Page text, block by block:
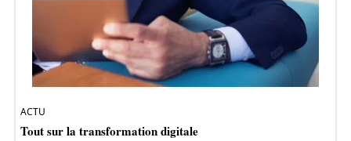
ACTU
Tout sur la transformation digitale